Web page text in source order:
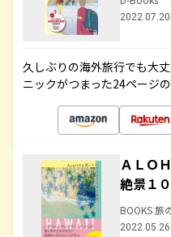
久しぶりの海外旅行でも大
ニックがつまった24ページ
ＡＬＯ
絶景１
BOOKS 旅